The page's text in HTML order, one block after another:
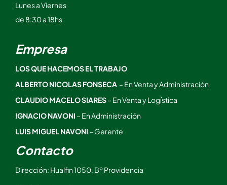
Lunes a Viernes
de 8:30 a 18hs
Empresa
LOS QUE HACEMOS EL TRABAJO
ALBERTO NICOLAS FONSECA – En Venta y Administración
CLAUDIO MACELO SIARES– En Venta y Logística
IGNACIO NAVONI – En Administración
LUIS MIGUEL NAVONI – Gerente
Contacto
Dirección: Hualfin 1050, Bº Providencia